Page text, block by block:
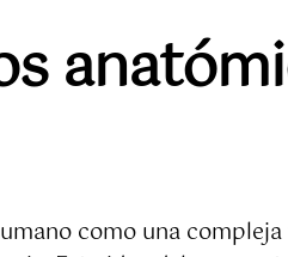
como una